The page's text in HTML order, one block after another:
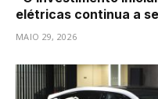
elétricas continua a
MAIO 29, 2026